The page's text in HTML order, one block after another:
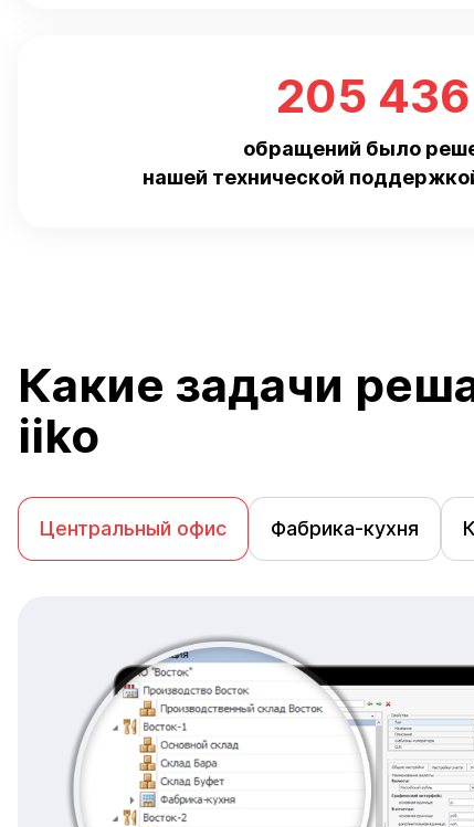
205 436
обращений было
нашей технической
Какие задачи
iiko
Центральный офис Фабрика-кухня